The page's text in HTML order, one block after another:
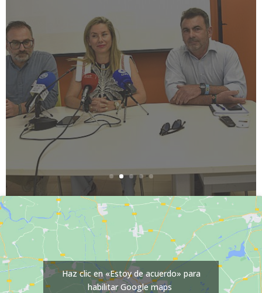
La Biblioteca Padre
Salmerón acogió este
jueves una charla sobre el
programa Never
Surrender!
Estas charlas se celebran en todos los
municipios donde existe un gimnasio Never
Surrender.
Haz clic en «Estoy de acuerdo» para
habilitar Google maps